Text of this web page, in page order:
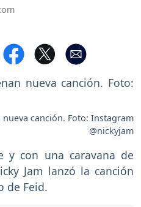
nueva canción. Foto: Instagram
@nickyjam
y con una caravana de
Jam lanzó la canción
de Feid.